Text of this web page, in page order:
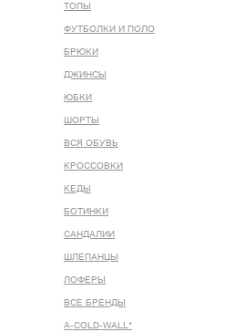
ТОПЫ
ФУТБОЛКИ И ПОЛО
БРЮКИ
ДЖИНСЫ
ЮБКИ
ШОРТЫ
ВСЯ ОБУВЬ
КРОССОВКИ
КЕДЫ
БОТИНКИ
САНДАЛИИ
ШЛЕПАНЦЫ
ЛОФЕРЫ
ВСЕ БРЕНДЫ
A-COLD-WALL*